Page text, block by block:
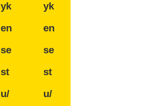
yk
en
se
st
u/
yk
en
se
st
u/